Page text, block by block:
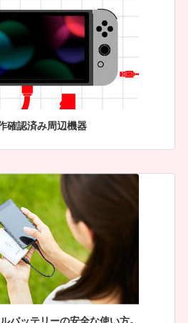
認済み周辺機器
バッテリーの安全な使い方。